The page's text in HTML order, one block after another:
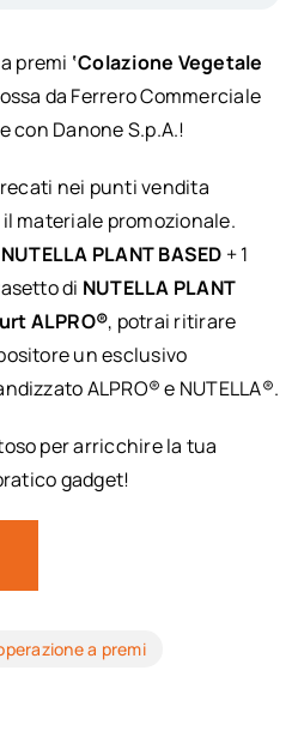
premi ‘Colazione Vegetale
da Ferrero Commerciale
con Danone S.p.A.!
nei punti vendita
materiale promozionale.
NUTELLA PLANT BASED + 1
di NUTELLA PLANT
ALPRO®, potrai ritirare
un esclusivo
ALPRO® e NUTELLA®.
per arricchire la tua
gadget!
a premi